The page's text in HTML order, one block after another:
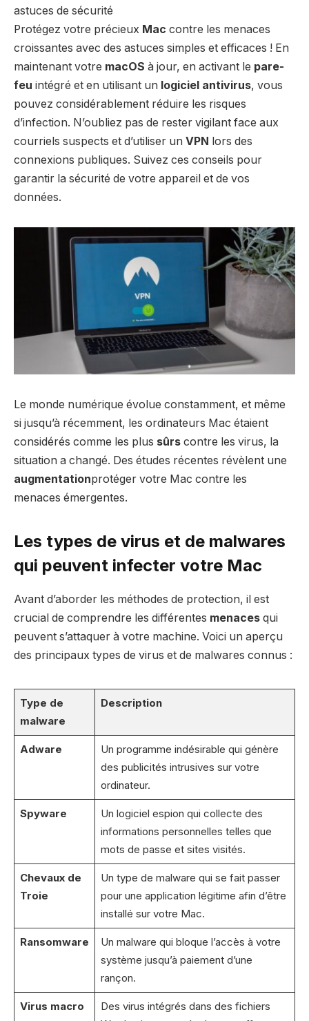
astuces de sécurité
Protégez votre précieux Mac contre les menaces
croissantes avec des astuces simples et efficaces ! En
maintenant votre macOS à jour, en activant le pare-
feu intégré et en utilisant un logiciel antivirus, vous
pouvez considérablement réduire les risques
d’infection. N’oubliez pas de rester vigilant face aux
courriels suspects et d’utiliser un VPN lors des
connexions publiques. Suivez ces conseils pour
garantir la sécurité de votre appareil et de vos
données.
Le monde numérique évolue constamment, et même
si jusqu’à récemment, les ordinateurs Mac étaient
considérés comme les plus sûrs contre les virus, la
situation a changé. Des études récentes révèlent une
augmentationprotéger votre Mac contre les
menaces émergentes.
Les types de virus et de malwares
qui peuvent infecter votre Mac
Avant d’aborder les méthodes de protection, il est
crucial de comprendre les différentes menaces qui
peuvent s’attaquer à votre machine. Voici un aperçu
des principaux types de virus et de malwares connus :
Type de
malware
Description
Adware
Un programme indésirable qui génère
des publicités intrusives sur votre
ordinateur.
Spyware
Un logiciel espion qui collecte des
informations personnelles telles que
mots de passe et sites visités.
Chevaux de
Troie
Un type de malware qui se fait passer
pour une application légitime afin d’être
installé sur votre Mac.
Ransomware
Un malware qui bloque l’accès à votre
système jusqu’à paiement d’une
rançon.
Virus macro
Des virus intégrés dans des fichiers